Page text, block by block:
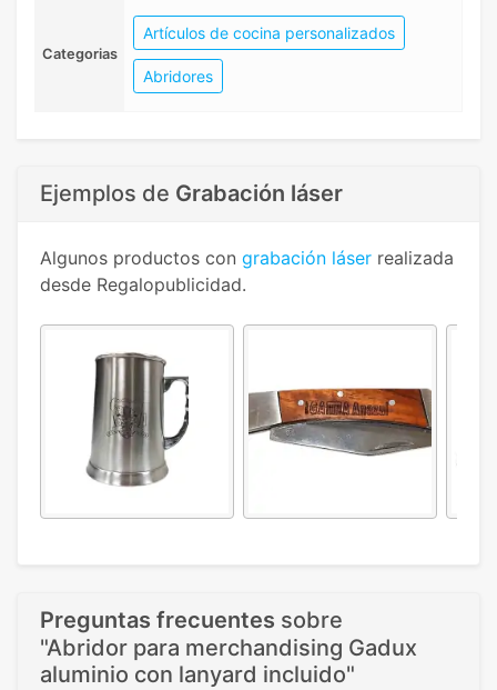
Categorias
Artículos de cocina personalizados
Abridores
Ejemplos de Grabación láser
Algunos productos con grabación láser realizada
desde Regalopublicidad.
Preguntas frecuentes sobre
"Abridor para merchandising Gadux
aluminio con lanyard incluido"